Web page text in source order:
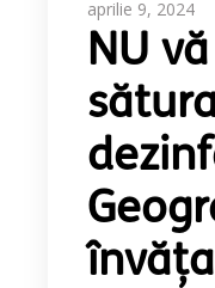
aprilie 9, 2024
NU